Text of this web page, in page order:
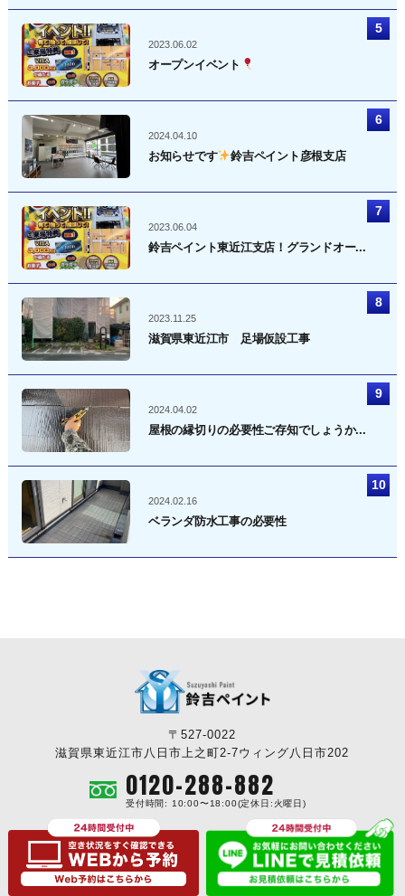
2023.06.02
オープンイベント
2024.04.10
お知らせです 鈴吉ペイント彦根支店
2023.06.04
鈴吉ペイント東近江支店！グランドオー...
2023.11.25
滋賀県東近江市 足場仮設工事
2024.04.02
屋根の縁切りの必要性ご存知でしょうか...
2024.02.16
ベランダ防水工事の必要性
〒527-0022
滋賀県東近江市八日市上之町2-7ウィング八日市202
0120-288-882
受付時間: 10:00〜18:00(定休日:火曜日)